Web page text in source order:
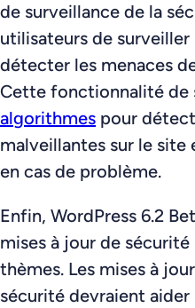
de surveillance de la
utilisateurs de surveiller
détecter les menaces
Cette fonctionnalité de
algorithmes pour
malveillantes sur le
en cas de problème.
Enfin, WordPress 6.2
mises à jour de sécurité
thèmes. Les mises à
sécurité devraient